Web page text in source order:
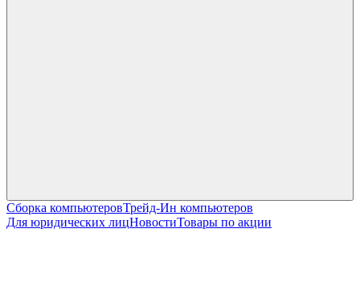
Сборка компьютеровТрейд-Ин компьютеров
Для юридических лицНовостиТовары по акции